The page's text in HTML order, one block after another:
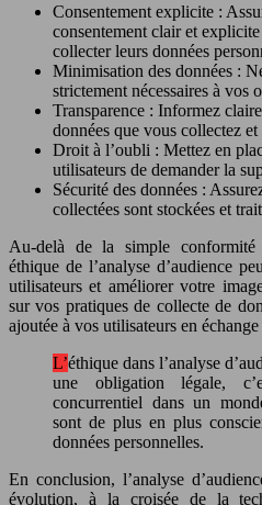
Consentement explicite :
consentement clair et
collecter leurs données
Minimisation des données :
strictement nécessaires à vos
Transparence : Informez
données que vous collectez
Droit à l’oubli : Mettez en
utilisateurs de demander la
Sécurité des données :
collectées sont stockées et
Au-delà de la simple conformité
éthique de l’analyse d’audience
utilisateurs et améliorer votre
sur vos pratiques de collecte de
ajoutée à vos utilisateurs en
L’éthique dans l’analyse d’audience n’est pas seulement
une obligation légale,
concurrentiel dans un
sont de plus en plus
données personnelles.
En conclusion, l’analyse
évolution, à la croisée de la